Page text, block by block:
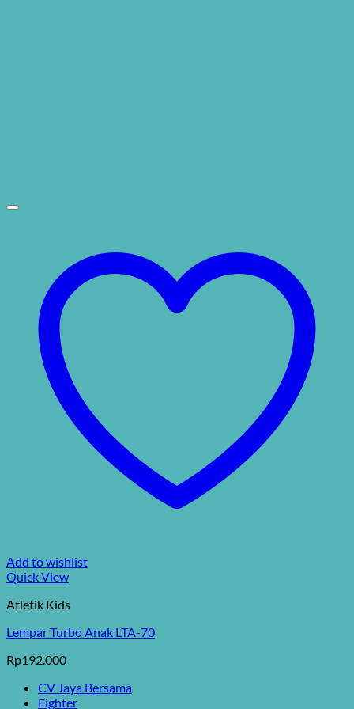
Add to wishlist
Quick View
Atletik Kids
Lempar Turbo Anak LTA-70
Rp192.000
CV Jaya Bersama
Fighter